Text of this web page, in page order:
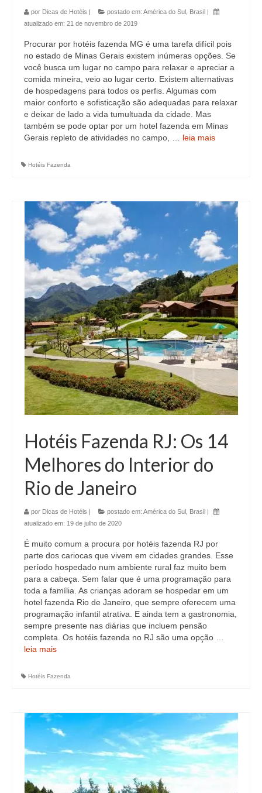
por Dicas de Hotéis | postado em: América do Sul Brasil |
atualizado em: 21 de novembro de 2019
Procurar por hotéis fazenda MG é uma tarefa difícil pois
no estado de Minas Gerais existem inúmeras opções. Se
você busca um lugar no campo para relaxar e apreciar a
comida mineira, veio ao lugar certo. Existem alternativas
de hospedagens para todos os perfis. Algumas com
maior conforto e sofisticação são adequadas para relaxar
e deixar de lado a vida tumultuada da cidade. Mas
também se pode optar por um hotel fazenda em Minas
Gerais repleto de atividades no campo, … leia mais
Hotéis Fazenda
Hotéis Fazenda RJ: Os 14
Melhores do Interior do
Rio de Janeiro
por Dicas de Hotéis | postado em: América do Sul Brasil |
atualizado em: 19 de julho de 2020
É muito comum a procura por hotéis fazenda RJ por
parte dos cariocas que vivem em cidades grandes. Esse
período hospedado num ambiente rural faz muito bem
para a cabeça. Sem falar que é uma programação para
toda a família. As crianças adoram se hospedar em um
hotel fazenda Rio de Janeiro, que sempre oferecem uma
programação infantil atrativa. E ainda tem a gastronomia,
sempre presente nas diárias que incluem pensão
completa. Os hotéis fazenda no RJ são uma opção …
leia mais
Hotéis Fazenda